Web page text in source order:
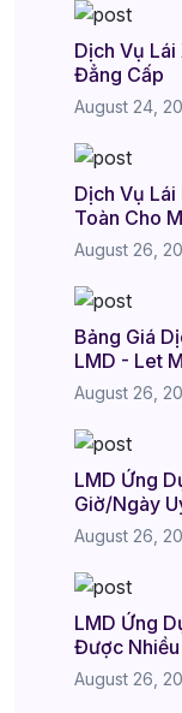
Dịch Vụ
Đẳng Cấp
August 24,
Dịch Vụ Lái
Toàn Cho
August 26,
Bảng Giá
LMD - Let
August 26,
LMD Ứng
Giờ/Ngày
August 26,
LMD Ứng
Được
August 26,